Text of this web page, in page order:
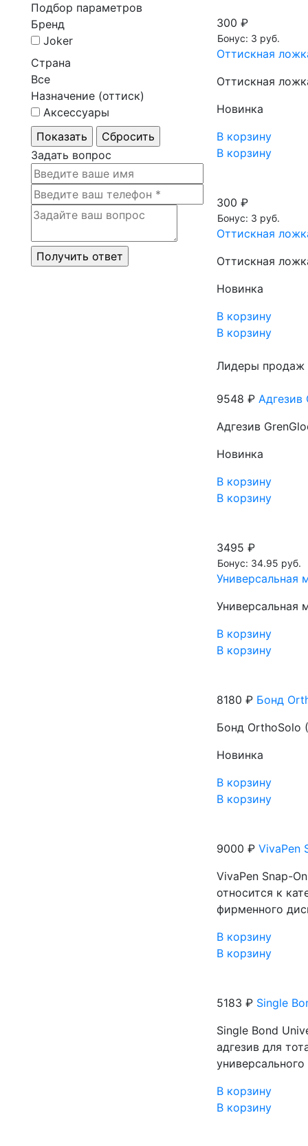
Подбор параметров
Бренд
Joker
Страна
Все
Назначение (оттиск)
Аксессуары
Задать вопрос
300 ₽
Бонус: 3 руб.
Оттискная
Оттискная
Новинка
В корзину
В корзину
300 ₽
Бонус: 3 руб.
Оттискная
Оттискная
Новинка
В корзину
В корзину
Лидеры продаж
9548 ₽ Адгезив
Адгезив
Новинка
В корзину
В корзину
3495 ₽
Бонус: 34.95 руб.
Универсальная
Универсальная
В корзину
В корзину
8180 ₽ Бонд
Бонд OrthoSolo
Новинка
В корзину
В корзину
9000 ₽ VivaPen
VivaPen Snap-
относится к
фирменного
В корзину
В корзину
5183 ₽ Single
Single Bond
адгезив для
В корзину
В корзину